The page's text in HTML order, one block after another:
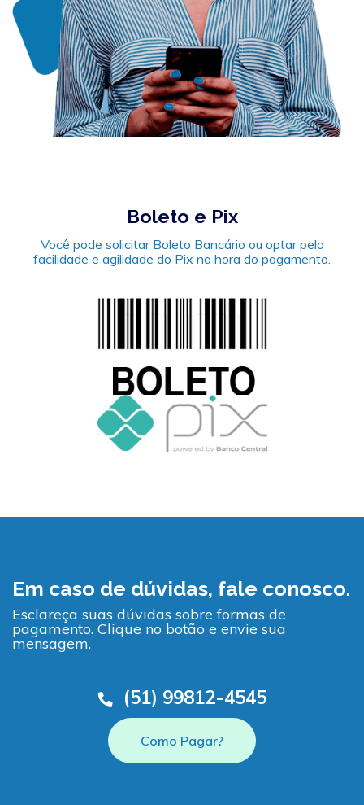
Boleto e Pix
Você pode solicitar Boleto Bancário ou optar pela
facilidade e agilidade do Pix na hora do pagamento.
Em caso de dúvidas, fale conosco.
Esclareça suas dúvidas sobre formas de
pagamento. Clique no botão e envie sua
mensagem.
(51) 99812-4545
Como Pagar?